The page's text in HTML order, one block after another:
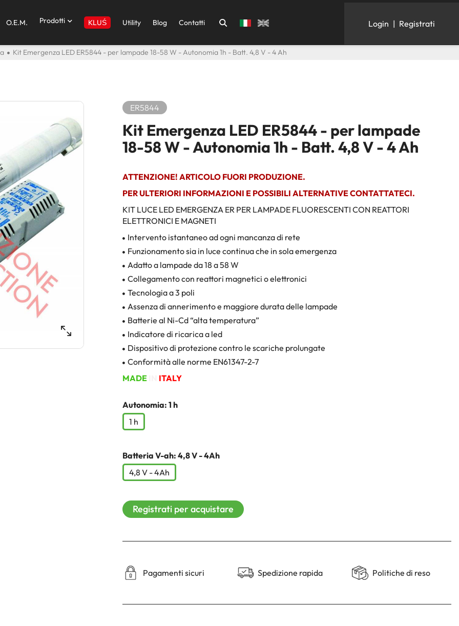
O.E.M. Prodotti KLUŚ Utility Blog Contatti Login | Registrati
Kit Emergenza LED ER5844 - per lampade 18-58 W - Autonomia 1h - Batt. 4,8 V - 4 Ah
ER5844
Kit Emergenza LED ER5844 - per lampade
18-58 W - Autonomia 1h - Batt. 4,8 V - 4 Ah
ATTENZIONE! ARTICOLO FUORI PRODUZIONE.
PER ULTERIORI INFORMAZIONI E POSSIBILI ALTERNATIVE CONTATTATECI.
KIT LUCE LED EMERGENZA ER PER LAMPADE FLUORESCENTI CON REATTORI
ELETTRONICI E MAGNETI
Intervento istantaneo ad ogni mancanza di rete
Funzionamento sia in luce continua che in sola emergenza
Adatto a lampade da 18 a 58 W
Collegamento con reattori magnetici o elettronici
Tecnologia a 3 poli
Assenza di annerimento e maggiore durata delle lampade
Batterie al Ni-Cd “alta temperatura”
Indicatore di ricarica a led
Dispositivo di protezione contro le scariche prolungate
Conformità alle norme EN61347-2-7
MADE
ITALY
Autonomia: 1 h
1 h
Batteria V-ah: 4,8 V - 4Ah
4,8 V - 4Ah
Registrati per acquistare
Pagamenti sicuri Spedizione rapida Politiche di reso